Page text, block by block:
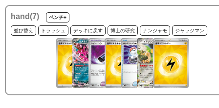
hand(7) ベンチ+
並び替え トラッシュ デッキに戻す 博士の研究 ナンジャモ ジャッジマン